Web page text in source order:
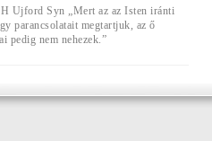
Ujford Syn „Mert az az Isten iránti
parancsolatait megtartjuk, az ő
pedig nem nehezek.”